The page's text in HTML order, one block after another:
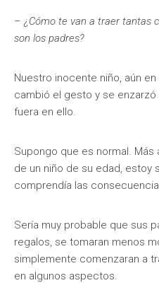
– ¿Cómo te van a traer tantas
son los padres?
Nuestro inocente niño, aún
cambió el gesto y se
fuera en ello.
Supongo que es normal.
de un niño de su edad, estoy
comprendía las
Sería muy probable que sus
regalos, se tomaran menos
simplemente comenzaran a
en algunos aspectos.